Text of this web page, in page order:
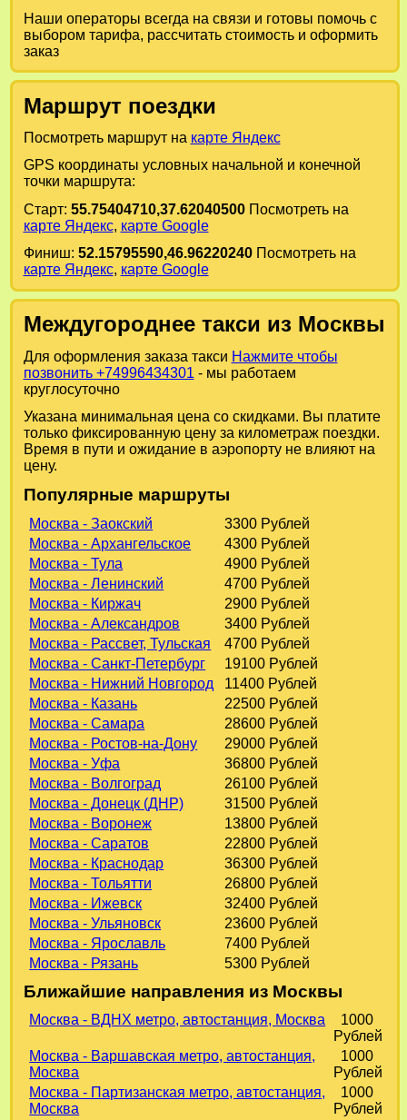
Наши операторы всегда на связи и готовы помочь с
выбором тарифа, рассчитать стоимость и оформить
заказ
Маршрут поездки
Посмотреть маршрут на карте Яндекс
GPS координаты условных начальной и конечной
точки маршрута:
Старт: 55.75404710,37.62040500Посмотреть на
карте Яндекс, карте Google
Финиш: 52.15795590,46.96220240Посмотреть на
карте Яндекс, карте Google
Междугороднее такси из Москвы
Для оформления заказа такси Нажмите чтобы
позвонить +74996434301 - мы работаем
круглосуточно
Указана минимальная цена со скидками. Вы платите
только фиксированную цену за километраж поездки.
Время в пути и ожидание в аэропорту не влияют на
цену.
Популярные маршруты
Москва - Заокский
3300 Рублей
Москва - Архангельское
4300 Рублей
Москва - Тула
4900 Рублей
Москва - Ленинский
4700 Рублей
Москва - Киржач
2900 Рублей
Москва - Александров
3400 Рублей
Москва - Рассвет, Тульская
4700 Рублей
Москва - Санкт-Петербург
19100 Рублей
Москва - Нижний Новгород
11400 Рублей
Москва - Казань
22500 Рублей
Москва - Самара
28600 Рублей
Москва - Ростов-на-Дону
29000 Рублей
Москва - Уфа
36800 Рублей
Москва - Волгоград
26100 Рублей
Москва - Донецк (ДНР)
31500 Рублей
Москва - Воронеж
13800 Рублей
Москва - Саратов
22800 Рублей
Москва - Краснодар
36300 Рублей
Москва - Тольятти
26800 Рублей
Москва - Ижевск
32400 Рублей
Москва - Ульяновск
23600 Рублей
Москва - Ярославль
7400 Рублей
Москва - Рязань
5300 Рублей
Ближайшие направления из Москвы
Москва - ВДНХ метро, автостанция, Москва
1000
Рублей
Москва - Варшавская метро, автостанция,
Москва
1000
Рублей
Москва - Партизанская метро, автостанция,
Москва
1000
Рублей